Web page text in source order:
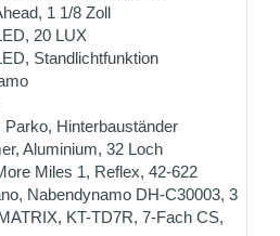
1 1/8 Zoll
20 LUX
Standlichtfunktion
Parko, Hinterbauständer
Aluminium, 32 Loch
Miles 1, Reflex, 42-622
Nabendynamo DH-C30003, 3
KT-TD7R, 7-Fach CS,